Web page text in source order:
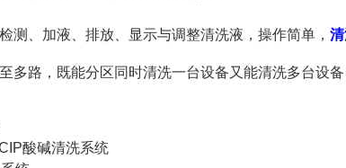
测、加液、排放、显示与调整清洗液，操作简单，
多路，既能分区同时清洗一台设备又能清洗多台设